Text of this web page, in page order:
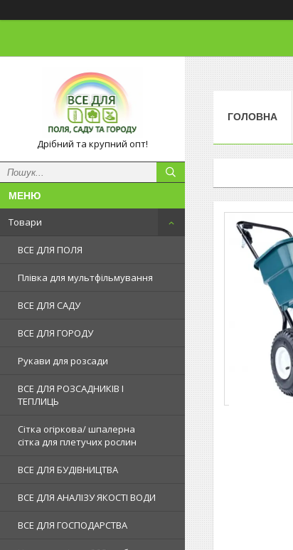
Дрібний та крупний опт!
Товари
ВСЕ ДЛЯ ПОЛЯ
Плівка для мультфільмування
ВСЕ ДЛЯ САДУ
ВСЕ ДЛЯ ГОРОДУ
Рукави для розсади
ВСЕ ДЛЯ РОЗСАДНИКІВ І
ТЕПЛИЦЬ
Сітка огіркова/ шпалерна
сітка для плетучих рослин
ВСЕ ДЛЯ БУДІВНИЦТВА
ВСЕ ДЛЯ АНАЛІЗУ ЯКОСТІ ВОДИ
ВСЕ ДЛЯ ГОСПОДАРСТВА
ГОЛОВНА